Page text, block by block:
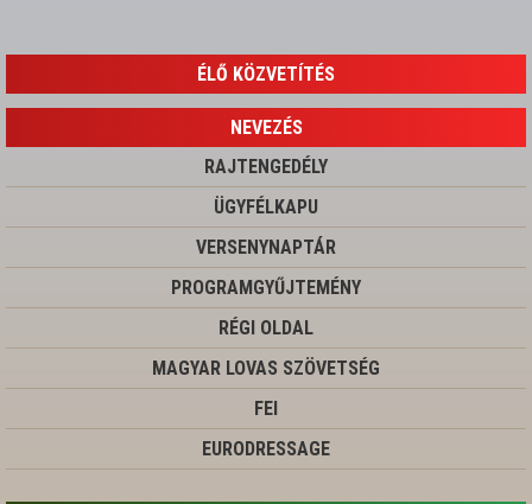
ÉLŐ KÖZVETÍTÉS
NEVEZÉS
RAJTENGEDÉLY
ÜGYFÉLKAPU
VERSENYNAPTÁR
PROGRAMGYŰJTEMÉNY
RÉGI OLDAL
MAGYAR LOVAS SZÖVETSÉG
FEI
EURODRESSAGE